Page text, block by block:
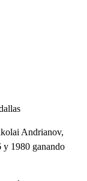
Andrianov,
y 1980 ganando